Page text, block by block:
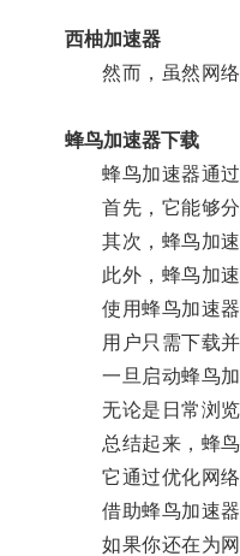
西柚加速器
然而，虽然网络
蜂鸟加速器下载
蜂鸟加速器通过
首先，它能够分
其次，蜂鸟加速
此外，蜂鸟加速
使用蜂鸟加速器
用户只需下载并
一旦启动蜂鸟加
无论是日常浏览
总结起来，蜂鸟
它通过优化网络
借助蜂鸟加速器
如果你还在为网